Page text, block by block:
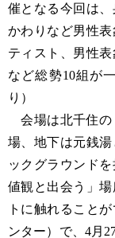
催となる今回は
かわりなど男性
ティスト、男性
など総勢10組が
り）
会場は北千住の
場、地下は元銭
ックグラウンド
値観と出会う」
トに触れること
ンター）で、4月